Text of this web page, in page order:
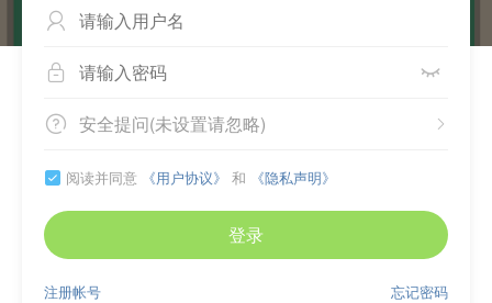

 
 
安全提问(未设置请忽略)
 阅读并同意 《用户协议》 和 《隐私声明》
登录
忘记密码
注册帐号